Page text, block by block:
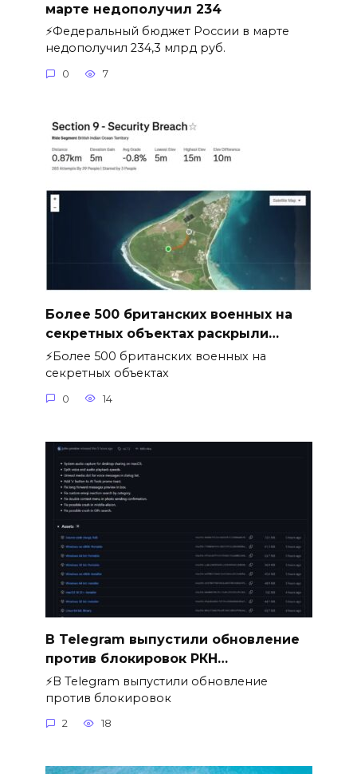
марте недополучил 234
⚡️Федеральный бюджет России в марте
недополучил 234,3 млрд руб.
0 7
Более 500 британских военных на
секретных объектах раскрыли…
⚡️Более 500 британских военных на
секретных объектах
0 14
В Telegram выпустили обновление
против блокировок РКН…
⚡️В Telegram выпустили обновление
против блокировок
2 18